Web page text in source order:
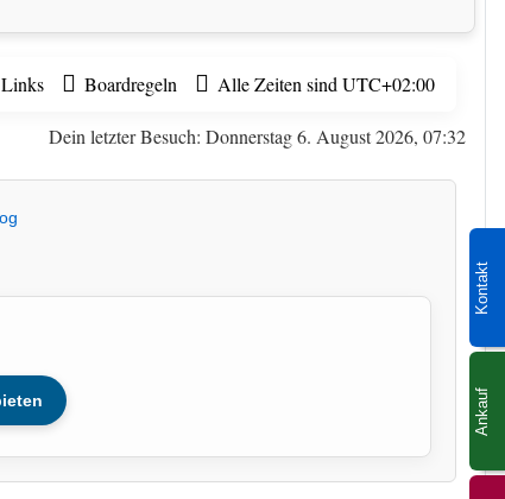
Kontakt
Ankauf
Links Boardregeln Alle Zeiten sindUTC+02:00
Dein letzter Besuch: Donnerstag 6. August 2026, 07:32